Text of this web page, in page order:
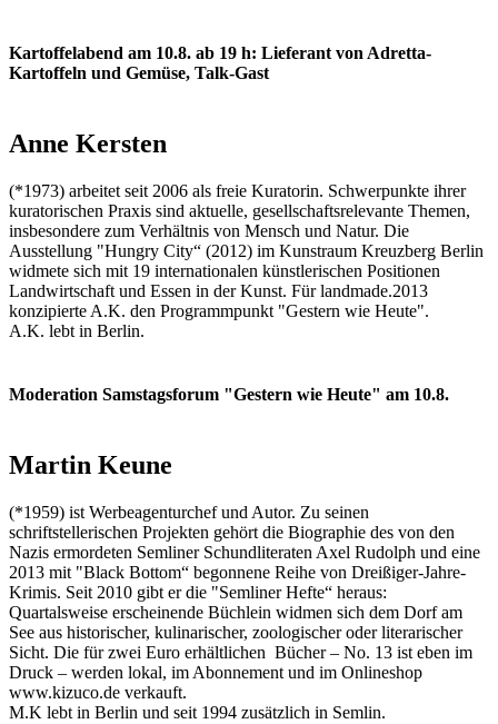
Kartoffelabend am 10.8. ab 19 h: Lieferant von Adretta-
Kartoffeln und Gemüse, Talk-Gast
Anne Kersten
(*1973) arbeitet seit 2006 als freie Kuratorin. Schwerpunkte ihrer
kuratorischen Praxis sind aktuelle, gesellschaftsrelevante Themen,
insbesondere zum Verhältnis von Mensch und Natur. Die
Ausstellung "Hungry City“ (2012) im Kunstraum Kreuzberg Berlin
widmete sich mit 19 internationalen künstlerischen Positionen
Landwirtschaft und Essen in der Kunst. Für landmade.2013
konzipierte A.K. den Programmpunkt "Gestern wie Heute".
A.K. lebt in Berlin.
Moderation Samstagsforum "Gestern wie Heute" am 10.8.
Martin Keune
(*1959) ist Werbeagenturchef und Autor. Zu seinen
schriftstellerischen Projekten gehört die Biographie des von den
Nazis ermordeten Semliner Schundliteraten Axel Rudolph und eine
2013 mit "Black Bottom“ begonnene Reihe von Dreißiger-Jahre-
Krimis. Seit 2010 gibt er die "Semliner Hefte“ heraus:
Quartalsweise erscheinende Büchlein widmen sich dem Dorf am
See aus historischer, kulinarischer, zoologischer oder literarischer
Sicht. Die für zwei Euro erhältlichen Bücher – No. 13 ist eben im
Druck – werden lokal, im Abonnement und im Onlineshop
www.kizuco.de verkauft.
M.K lebt in Berlin und seit 1994 zusätzlich in Semlin.